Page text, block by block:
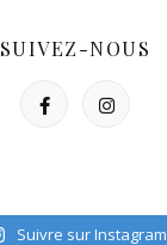
SUIVEZ-NOUS
Suivre sur Instagram